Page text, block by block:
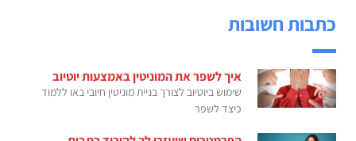
כתבות חשובות
איך לשפר את המוניטין באמצעות יוטיוב
שימוש ביוטיוב לצורך בניית מוניטין חיובי באו ללמוד
כיצד לשפר